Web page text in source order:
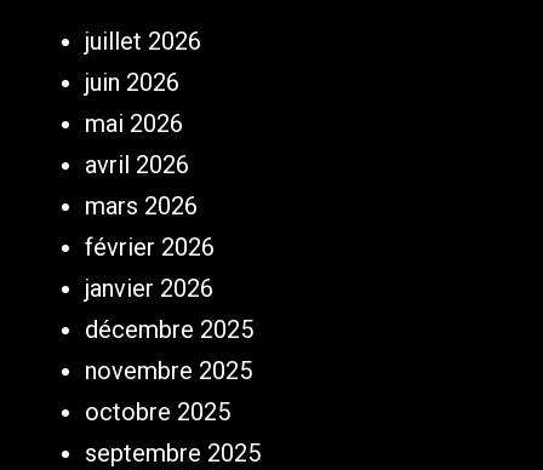
juillet 2026
juin 2026
mai 2026
avril 2026
mars 2026
février 2026
janvier 2026
décembre 2025
novembre 2025
octobre 2025
septembre 2025